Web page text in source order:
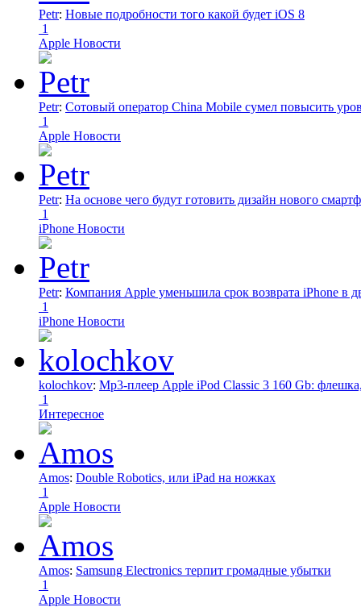
Petr: Новые подробности того какой будет iOS 8
1
Apple Новости
Petr: Сотовый оператор China Mobile сумел повысить
1
Apple Новости
Petr: На основе чего будут готовить дизайн нового
1
iPhone Новости
Petr: Компания Apple уменьшила срок возврата iPhone в
1
iPhone Новости
kolochkov: Mp3-плеер Apple iPod Classic 3 160 Gb:
1
Интересное
Amos: Double Robotics, или iPad на ножках
1
Apple Новости
Amos: Samsung Electronics терпит громадные убытки
1
Apple Новости